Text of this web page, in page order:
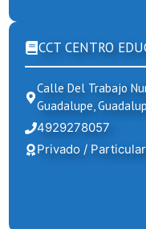
CCT CENTRO
Calle Del Trabajo
Guadalupe,
4929278057
Privado / Particular